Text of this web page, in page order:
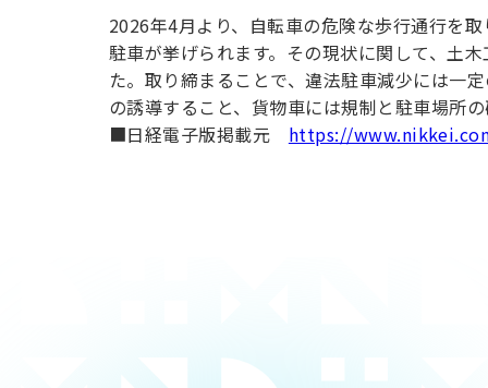
ました。
大沢昌玄
教授のコ
ました。
2026年4月より、自転車の危険な歩行通行を
駐車が挙げられます。その現状に関して、土
た。取り締まることで、違法駐車減少には一
の誘導すること、貨物車には規制と駐車場所
■日経電子版掲載元 https://